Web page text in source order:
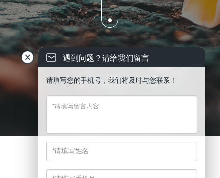
遇到问题？请给我们留言
请填写您的手机号，我们将及时与您联系！